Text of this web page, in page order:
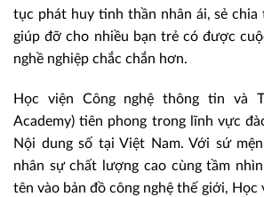
tục phát huy tinh thần nhân ái, sẻ chia
giúp đỡ cho nhiều bạn trẻ có được
nghề nghiệp chắc chắn hơn.
Học viện Công nghệ thông tin và
Academy) tiên phong trong lĩnh vực
Nội dung số tại Việt Nam. Với sứ
nhân sự chất lượng cao cùng tầm
tên vào bản đồ công nghệ thế giới,